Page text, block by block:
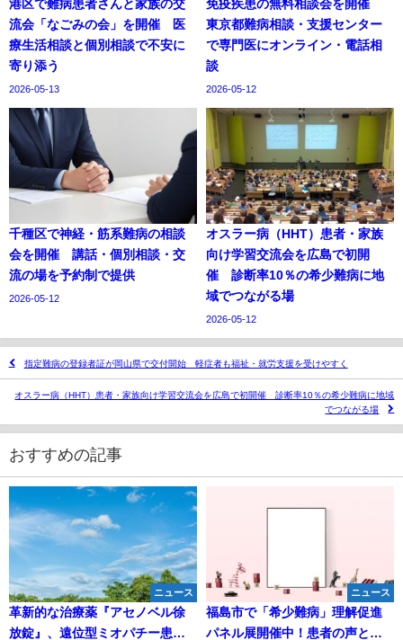
港区で難病患者さんと家族の交
流会「なごみの会」を開催 医
療生活相談と個別相談で不安に
寄り添う
2026-05-13
免疫疾患の無料相談会を開催
東京都難病相談・支援センター
で専門医にオンライン・電話相
談
2026-05-12
千種区で神経・筋系難病の相談
会を開催 講話・個別相談・交
流の場を予約制で提供
2026-05-12
オスラー病（HHT）患者・家族
向け学習交流会を広島で初開
催 診断率10％の希少難病に地
域でつながる場
2026-05-12
指定難病の登録者証が岡山県で交付開始 軽症者も福祉・就労支援を受けやすく
オスラー病（HHT）患者・家族向け学習交流会を広島で初開催 診断率10％の希少難病に地域
でつながる場
おすすめの記事
ニュース
革新的な治療薬『アセノベル徐
放錠』、遠位型ミオパチー患者
ニュース
福島市で「希少難病」理解促進
パネル展開催中！患者の声と課